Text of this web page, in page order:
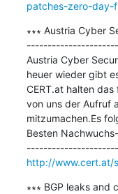
patches-zero-day-
∗∗∗ Austria Cyber
Austria Cyber
heuer wieder gibt
CERT.at halten
von uns der Aufruf
mitzumachen.Es
Besten
http://www.cert.at/
∗∗∗ BGP leaks and